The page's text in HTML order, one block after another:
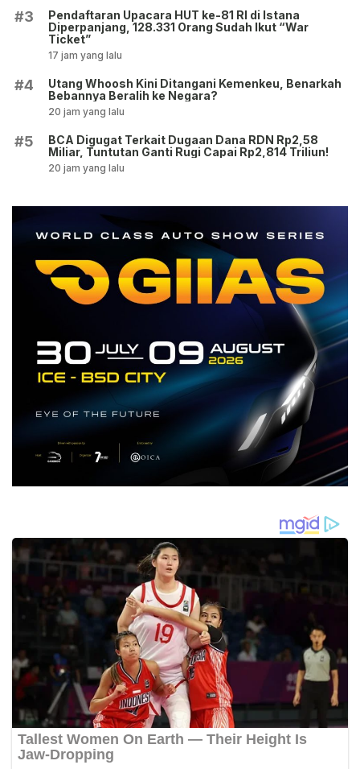
#3
Pendaftaran Upacara HUT ke-81 RI di Istana
Diperpanjang, 128.331 Orang Sudah Ikut “War
Ticket”
17 jam yang lalu
#4
Utang Whoosh Kini Ditangani Kemenkeu, Benarkah
Bebannya Beralih ke Negara?
20 jam yang lalu
#5
BCA Digugat Terkait Dugaan Dana RDN Rp2,58
Miliar, Tuntutan Ganti Rugi Capai Rp2,814 Triliun!
20 jam yang lalu